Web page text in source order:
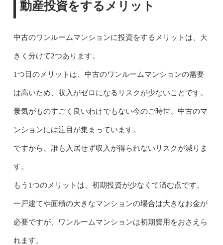
動産投資をするメリット
中古のワンルームマンションに投資をするメリットは、大
きく分けて2つあります。
1つ目のメリットは、中古のワンルームマンションの需要
は高いため、収入がゼロになるリスクが少ないことです。
景気がものすごく良いわけでもない今のご時世、中古のマ
ンションには注目が集まっています。
ですから、誰も入居せず収入が得られないリスクが減りま
す。
もう1つのメリットは、初期投資が少なくて済む点です。
一戸建てや面積の大きなマンションの場合は大きなお金が
必要ですが、ワンルームマンションは初期費用をおさえら
れます。